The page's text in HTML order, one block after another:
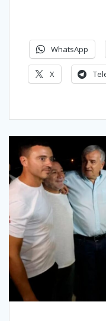
WhatsApp
X